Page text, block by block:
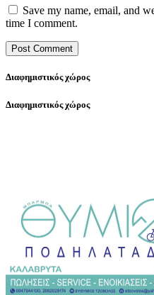
Save my name, email, and
time I comment.
Διαφημιστικός χώρος
Διαφημιστικός χώρος